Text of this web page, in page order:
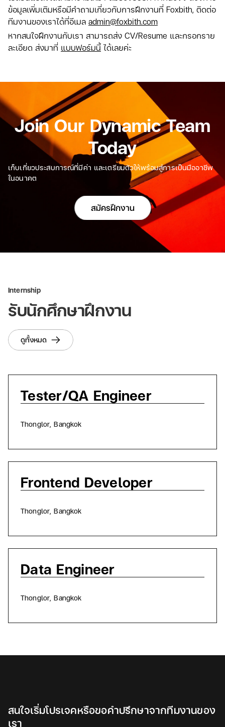
ข้อมูลเพิ่มเติมหรือมีคำถามเกี่ยวกับการฝึกงานที่ Foxbith, ติดต่อ
ทีมงานของเราได้ที่อีเมล admin@foxbith.com
หากสนใจฝึกงานกับเรา สามารถส่ง CV/Resume และกรอกราย
ละเอียด ส่งมาที่ แบบฟอร์มนี้ได้เลยค่ะ
Join Our Dynamic Team
Today
เก็บเกี่ยวประสบการณ์ที่มีค่า และเตรียมตัวให้พร้อมสู่การเป็นมืออาชีพ
ในอนาคต
สมัครฝึกงาน
Internship
รับนักศึกษาฝึกงาน
ดูทั้งหมด
Tester/QA Engineer
Thonglor, Bangkok
Frontend Developer
Thonglor, Bangkok
Data Engineer
Thonglor, Bangkok
สนใจเริ่มโปรเจคหรือขอคำปรึกษาจากทีมงานของ
เรา